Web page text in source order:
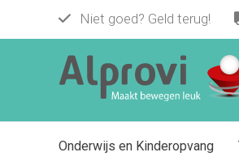
Niet goed? Geld terug!
Onderwijs en Kinderopvang
Gonge Arches
€ 112,50